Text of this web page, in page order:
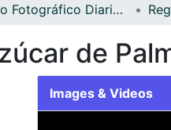
Fondo Fotográfico Diario Occidente
de
Images & Videos